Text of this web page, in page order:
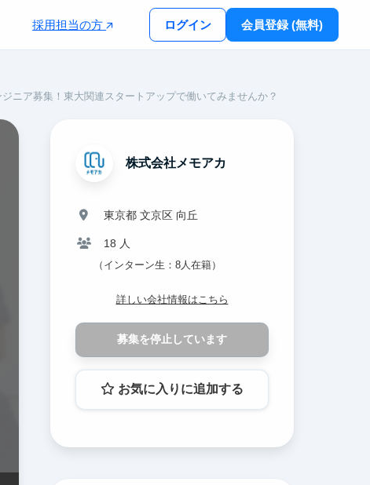
採用担当の方 ログイン 会員登録 (無料)
ジニア募集！東大関連スタートアップで働いてみませんか？
株式会社メモアカ
東京都 文京区 向丘
18 人
（インターン生：8人在籍）
詳しい会社情報はこちら
募集を停止しています
お気に入りに追加する